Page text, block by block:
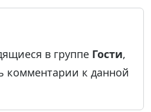
в группе Гости,
комментарии к данной